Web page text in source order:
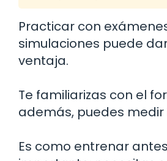
Practicar con
simulaciones puede
ventaja.
Te familiarizas con el
además, puedes
Es como entrenar